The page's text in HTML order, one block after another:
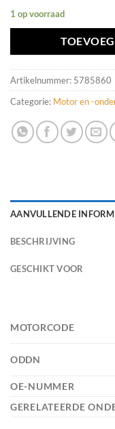
1 op voorraad
Artikelnummer: 5785860
Categorie: Motor en -
AANVULLENDE
BESCHRIJVING
GESCHIKT VOOR
MOTORCODE
ODDN
OE-NUMMER
GERELATEERDE